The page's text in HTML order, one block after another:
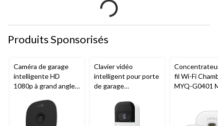
Produits Sponsorisés
Caméra de garage
intelligente HD
1080p à grand angle
nocturne, résistante
aux intempéries
Clavier vidéo
intelligent pour porte
de garage
nocturne, résistant
aux intempéries,
fil Wi-Fi
MYQ-G0401